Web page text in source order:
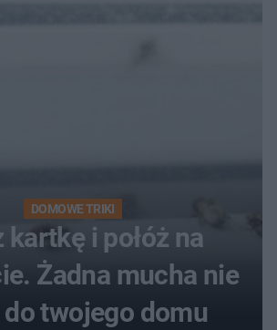
DOMOWE TRIKI
kartkę i połóż na
Żadna mucha nie
twojego domu